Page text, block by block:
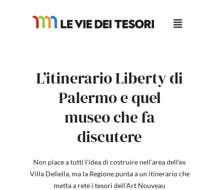
L’itinerario Liberty di
Palermo e quel
museo che fa
discutere
Non piace a tutti l’idea di costruire nell’area dell'ex
Villa Deliella, ma la Regione punta a un itinerario che
metta a rete i tesori dell’Art Nouveau